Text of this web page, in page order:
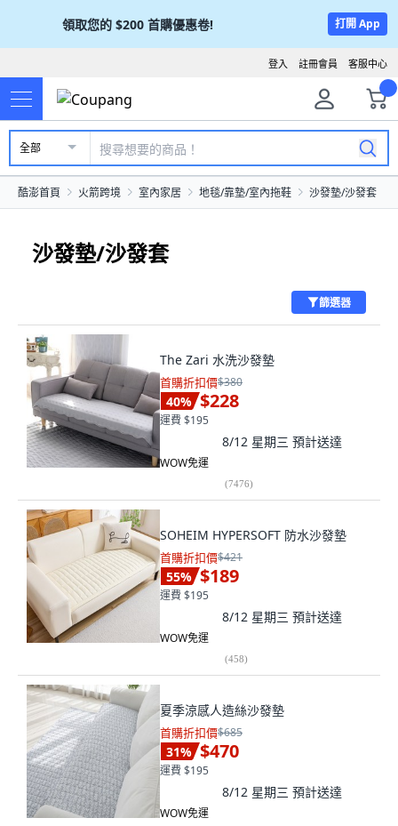
領取您的 $200 首購優惠卷! 打開 App
客服中心
註冊會員
登入
全部
酷澎首頁 火箭跨境 室內家居 地毯/靠墊/室內拖鞋 沙發墊/沙發套
沙發墊/沙發套
篩選器
The Zari 水洗沙發墊
首購折扣價$380
40% $228
運費 $195
8/12 星期三 預計送達
WOW免運
(7476)
SOHEIM HYPERSOFT 防水沙發墊
首購折扣價$421
55% $189
運費 $195
8/12 星期三 預計送達
WOW免運
(458)
夏季涼感人造絲沙發墊
首購折扣價$685
31% $470
運費 $195
8/12 星期三 預計送達
WOW免運